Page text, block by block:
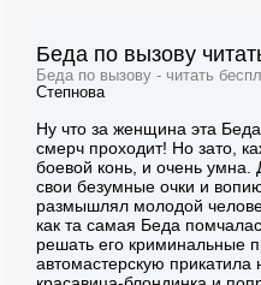
Беда по вызову
Беда по вызову - читать
Степнова
Ну что за женщина эта
смерч проходит! Но зато,
боевой конь, и очень
свои безумные очки и
размышлял молодой
как та самая Беда
решать его криминальные
автомастерскую